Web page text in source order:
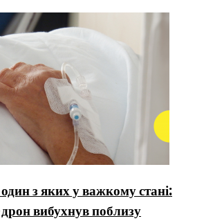
з яких у важкому стані:
вибухнув поблизу